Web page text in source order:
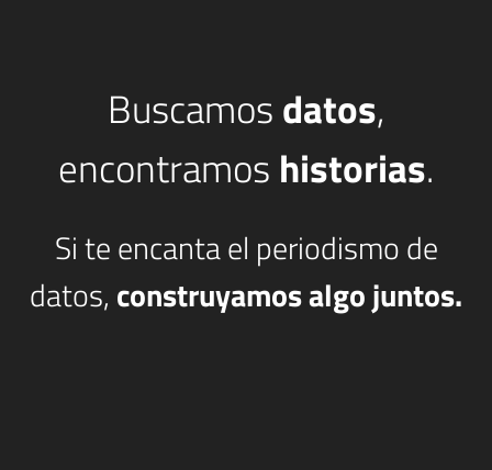
Buscamos datos
encontramoshistorias
datos,construyamos algo juntos.